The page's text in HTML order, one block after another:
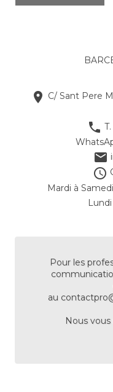
 C/ Sant Pere



Mardi à
Pour les
au
Nous